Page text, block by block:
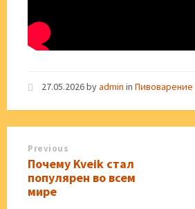
27.05.2026byadmin in Пивоварение
Previous
Почему Kveik стал
популярен во всем
мире